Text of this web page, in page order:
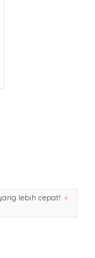
lebih cepat!